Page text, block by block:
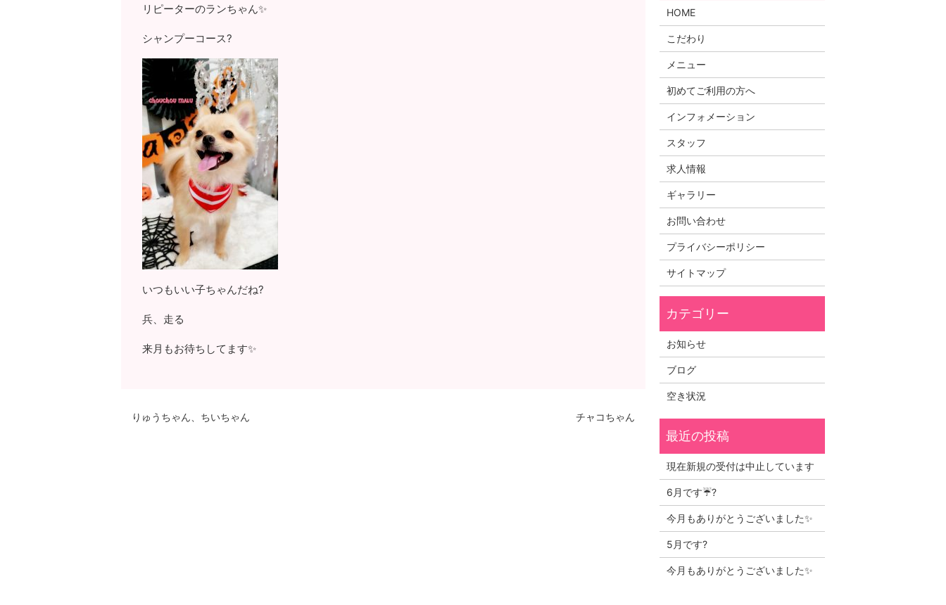
リピーターのランちゃん✨
シャンプーコース?
いつもいい子ちゃんだね?
兵、走る
来月もお待ちしてます✨
りゅうちゃん、ちいちゃん チャコちゃん
HOME
こだわり
メニュー
初めてご利用の方へ
インフォメーション
スタッフ
求人情報
ギャラリー
お問い合わせ
プライバシーポリシー
サイトマップ
お知らせ
ブログ
空き状況
現在新規の受付は中止しています
6月です☔?
今月もありがとうございました✨
5月です?
今月もありがとうございました✨